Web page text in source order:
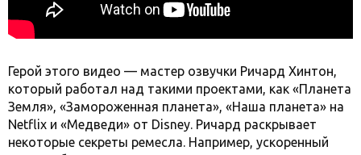
Герой этого видео — мастер озвучки Ричард Хинтон,
который работал над такими проектами, как «Планета
Земля», «Замороженная планета», «Наша планета» на
Netflix и «Медведи» от Disney. Ричард раскрывает
некоторые секреты ремесла. Например, ускоренный